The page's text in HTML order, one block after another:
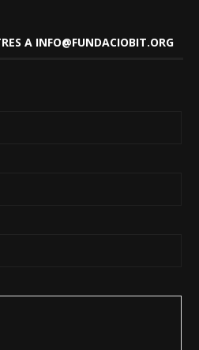
A INFO@FUNDACIOBIT.ORG